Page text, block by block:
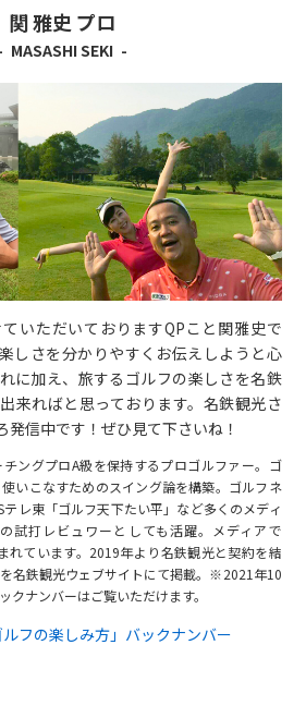
関 雅史 プロ
MASASHI SEKI
いただいておりますQPこと関雅史で
しさを分かりやすくお伝えしようと心
に加え、旅するゴルフの楽しさを名鉄
来ればと思っております。名鉄観光さ
発信中です！ぜひ見て下さいね！
チングプロA級を保持するプロゴルファー。ゴ
いこなすためのスイング論を構築。ゴルフネ
レ東「ゴルフ天下たい平」など多くのメディ
試打レビュワーとしても活躍。メディアで
れています。2019年より名鉄観光と契約を結
名鉄観光ウェブサイトにて掲載。※2021年10
クナンバーはご覧いただけます。
フの楽しみ方」バックナンバー